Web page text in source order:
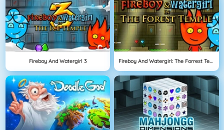
Fireboy And Watergirl 3 Fireboy And Watergirl: The Forrest Temple